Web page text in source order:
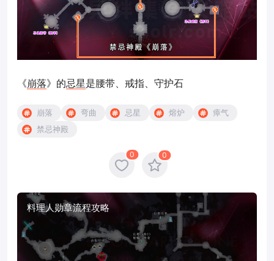
《崩落》的忌星是腰带、戒指、守护石
崩落 弯曲 忌星 熔炉
瘴气
禁忌神殿
0 0
料理人勋章流程攻略